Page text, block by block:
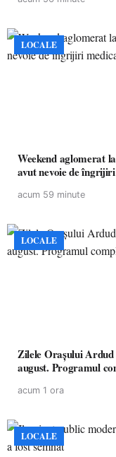
LOCALE
Weekend aglomerat
avut nevoie de
acum 59 minute
LOCALE
Zilele Orașului Ardud
august. Programul
acum 1 ora
LOCALE